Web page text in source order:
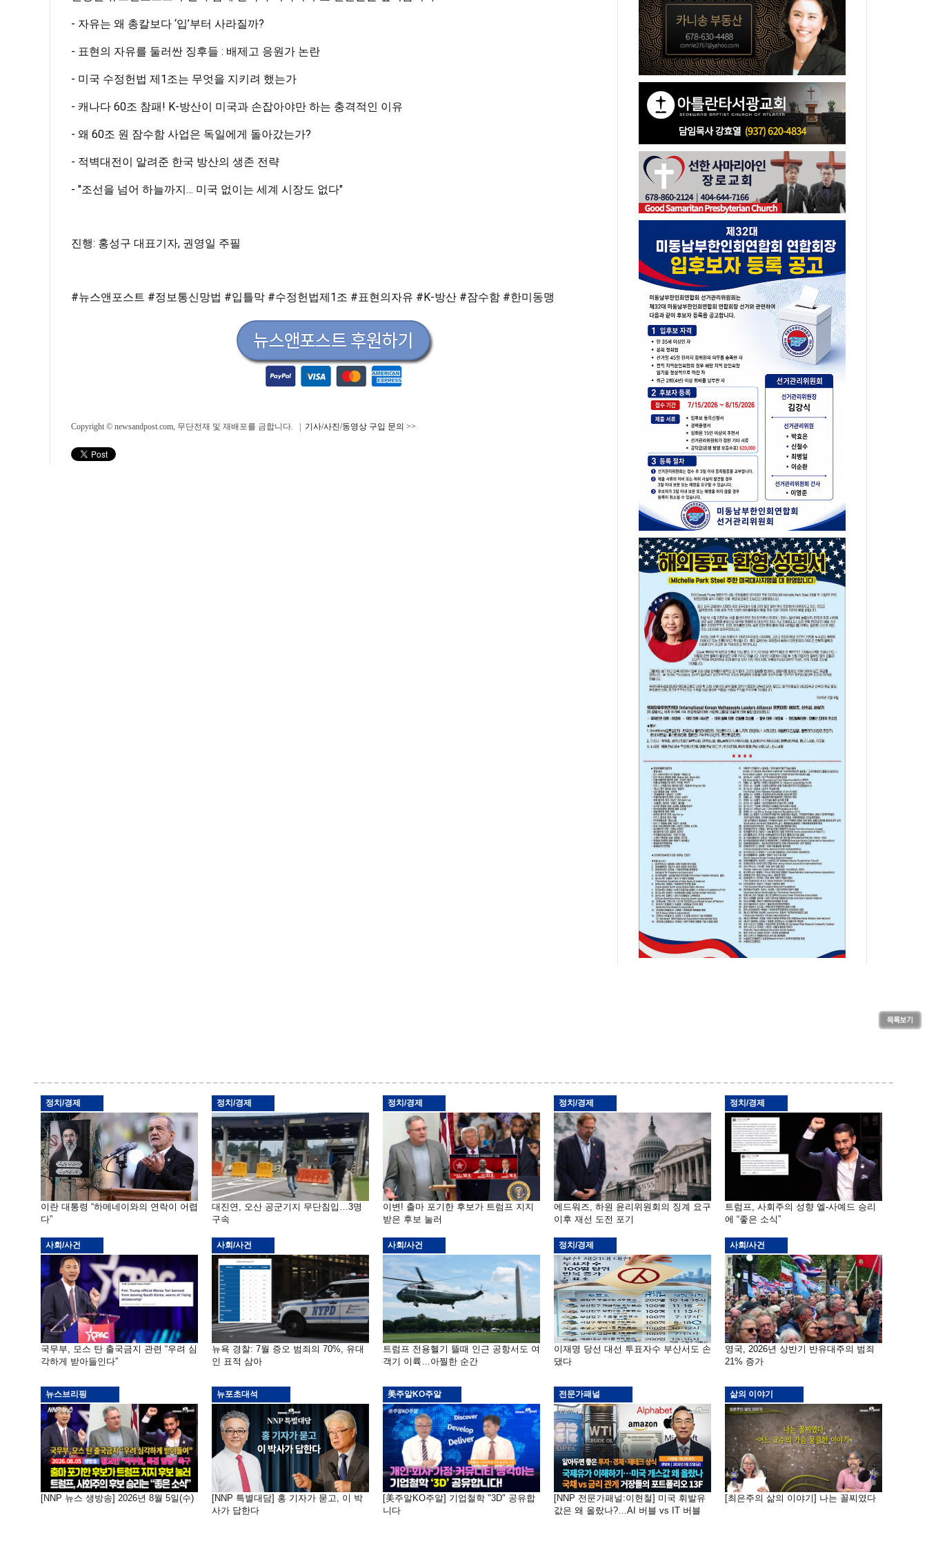
- 자유는 왜 총칼보다 ‘입’부터 사라질까?
- 표현의 자유를 둘러싼 징후들 : 배제고 응원가 논란
- 미국 수정헌법 제1조는 무엇을 지키려 했는가
- 캐나다 60조 참패! K-방산이 미국과 손잡아야만 하는 충격적인 이유
- 왜 60조 원 잠수함 사업은 독일에게 돌아갔는가?
- 적벽대전이 알려준 한국 방산의 생존 전략
- "조선을 넘어 하늘까지… 미국 없이는 세계 시장도 없다"
진행: 홍성구 대표기자, 권영일 주필
#뉴스앤포스트 #정보통신망법 #입틀막 #수정헌법제1조 #표현의자유 #K-방산 #잠수함 #한미동맹
Copyright © newsandpost.com, 무단전재 및 재배포를 금합니다. | 기사/사진/동영상 구입 문의 >>
정치/경제
이란 대통령 “하메네이와의 연락이 어렵
다”
정치/경제
대진연, 오산 공군기지 무단침입…3명
구속
정치/경제
이변! 출마 포기한 후보가 트럼프 지지
받은 후보 눌러
정치/경제
에드워즈, 하원 윤리위원회의 징계 요구
이후 재선 도전 포기
정치/경제
트럼프, 사회주의 성향 엘-사예드 승리
에 “좋은 소식”
사회/사건
국무부, 모스 탄 출국금지 관련 “우려 심
각하게 받아들인다”
사회/사건
뉴욕 경찰: 7월 증오 범죄의 70%, 유대
인 표적 삼아
사회/사건
트럼프 전용헬기 뜰때 인근 공항서도 여
객기 이륙…아찔한 순간
정치/경제
이재명 당선 대선 투표자수 부산서도 손
댔다
사회/사건
영국, 2026년 상반기 반유대주의 범죄
21% 증가
뉴스브리핑
[NNP 뉴스 생방송] 2026년 8월 5일(수)
뉴포초대석
[NNP 특별대담] 홍 기자가 묻고, 이 박
사가 답한다
美주알KO주알
[美주알KO주알] 기업철학 "3D" 공유합
니다
전문가패널
[NNP 전문가패널:이현철] 미국 휘발유
값은 왜 올랐나?…AI 버블 vs IT 버블
삶의 이야기
[최은주의 삶의 이야기] 나는 꼴찌였다